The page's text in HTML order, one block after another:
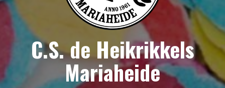
C.S. de Heikrikkels
Mariaheide